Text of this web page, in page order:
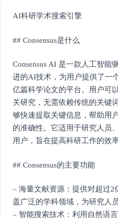
AI科研学术搜索引擎
## Consensus是什么
Consensus AI 是一款人工智能
进的AI技术，为用户提供了一
亿篇科学论文的平台。用户可
关研究，无需依赖传统的关键
够快速提取关键信息，帮助用
的准确性。它适用于研究人员
用户，旨在提高科研工作的效
## Consensus的主要功能
– 海量文献资源：提供对超过2
盖广泛的学科领域，为研究人
– 智能搜索技术：利用自然语